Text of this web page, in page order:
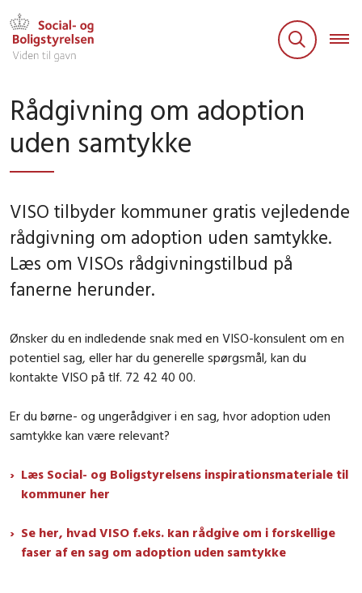
Rådgivning om adoption
uden samtykke
VISO tilbyder kommuner gratis vejledende
rådgivning om adoption uden samtykke.
Læs om VISOs rådgivningstilbud på
fanerne herunder.
Ønsker du en indledende snak med en VISO-konsulent om en
potentiel sag, eller har du generelle spørgsmål, kan du
kontakte VISO på tlf. 72 42 40 00.
Er du børne- og ungerådgiver i en sag, hvor adoption uden
samtykke kan være relevant?
Læs Social- og Boligstyrelsens inspirationsmateriale til
kommuner her
Se her, hvad VISO f.eks. kan rådgive om i forskellige
faser af en sag om adoption uden samtykke